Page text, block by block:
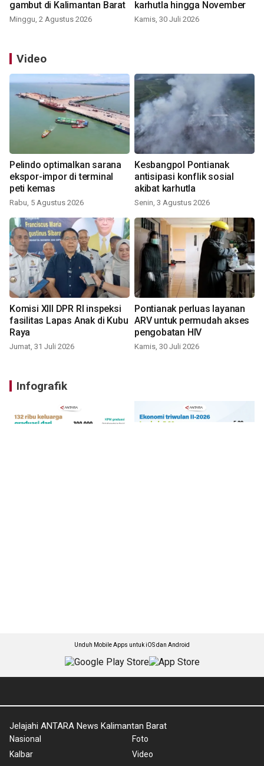
gambut di Kalimantan Barat
Minggu, 2 Agustus 2026
karhutla hingga November
Kamis, 30 Juli 2026
Video
Pelindo optimalkan sarana
ekspor-impor di terminal
peti kemas
Rabu, 5 Agustus 2026
Kesbangpol Pontianak
antisipasi konflik sosial
akibat karhutla
Senin, 3 Agustus 2026
Komisi XIII DPR RI inspeksi
fasilitas Lapas Anak di Kubu
Raya
Jumat, 31 Juli 2026
Pontianak perluas layanan
ARV untuk permudah akses
pengobatan HIV
Kamis, 30 Juli 2026
Infografik
Unduh Mobile Apps untuk iOS dan Android
Jelajahi ANTARA News Kalimantan Barat
Nasional
Kalbar
Foto
Video